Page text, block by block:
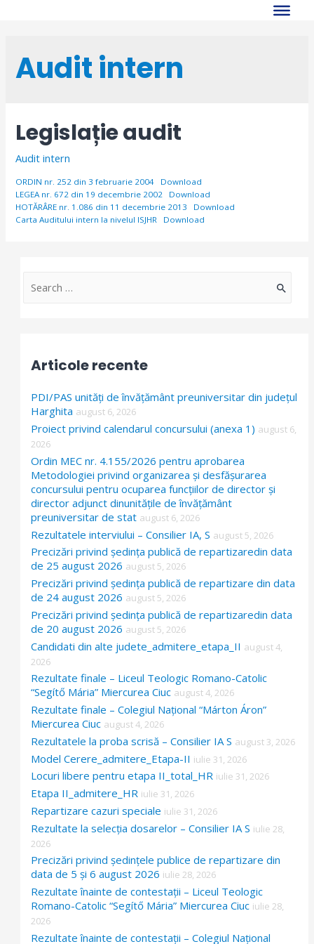
Audit intern
Legislație audit
Audit intern
ORDIN nr. 252 din 3 februarie 2004
Download
LEGEA nr. 672 din 19 decembrie 2002
Download
HOTĂRÂRE nr. 1.086 din 11 decembrie 2013
Download
Carta Auditului intern la nivelul ISJHR
Download
S
c
f
o
r
:
Articole recente
PDI/PAS unități de învățământ preuniversitar din județul
Harghita august 6, 2026
Proiect privind calendarul concursului (anexa 1) august 6,
2026
Ordin MEC nr. 4.155/2026 pentru aprobarea
Metodologiei privind organizarea și desfășurarea
concursului pentru ocuparea funcțiilor de director și
director adjunct dinunitățile de învățământ
preuniversitar de stat august 6, 2026
Rezultatele interviului – Consilier IA, S august 5, 2026
Precizări privind ședința publică de repartizaredin data
de 25 august 2026 august 5, 2026
Precizări privind ședința publică de repartizare din data
de 24 august 2026 august 5, 2026
Precizări privind ședința publică de repartizaredin data
de 20 august 2026 august 5, 2026
Candidati din alte judete_admitere_etapa_II august 4,
2026
Rezultate finale – Liceul Teologic Romano-Catolic
“Segítő Mária” Miercurea Ciuc august 4, 2026
Rezultate finale – Colegiul Național “Márton Áron”
Miercurea Ciuc august 4, 2026
Rezultatele la proba scrisă – Consilier IA S august 3, 2026
Model Cerere_admitere_Etapa-II iulie 31, 2026
Locuri libere pentru etapa II_total_HR iulie 31, 2026
Etapa II_admitere_HR iulie 31, 2026
Repartizare cazuri speciale iulie 31, 2026
Rezultate la selecția dosarelor – Consilier IA S iulie 28,
2026
Precizări privind ședințele publice de repartizare din
data de 5 și 6 august 2026 iulie 28, 2026
Rezultate înainte de contestații – Liceul Teologic
Romano-Catolic “Segítő Mária” Miercurea Ciuc iulie 28,
2026
Rezultate înainte de contestații – Colegiul Național